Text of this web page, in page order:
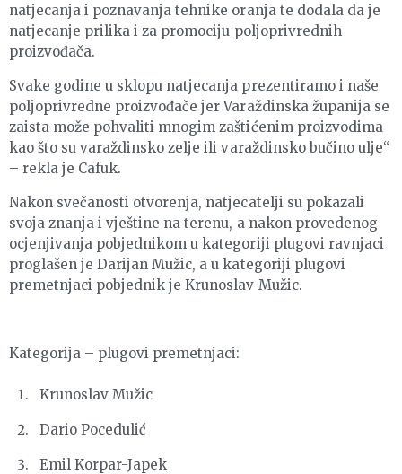
natjecanja i poznavanja tehnike oranja te dodala da je
natjecanje prilika i za promociju poljoprivrednih
proizvođača.
Svake godine u sklopu natjecanja prezentiramo i naše
poljoprivredne proizvođače jer Varaždinska županija se
zaista može pohvaliti mnogim zaštićenim proizvodima
kao što su varaždinsko zelje ili varaždinsko bučino ulje“
– rekla je Cafuk.
Nakon svečanosti otvorenja, natjecatelji su pokazali
svoja znanja i vještine na terenu, a nakon provedenog
ocjenjivanja pobjednikom u kategoriji plugovi ravnjaci
proglašen je Darijan Mužic, a u kategoriji plugovi
premetnjaci pobjednik je Krunoslav Mužic.
Kategorija – plugovi premetnjaci:
Krunoslav Mužic
Dario Pocedulić
Emil Korpar-Japek